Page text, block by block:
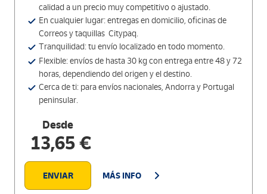
calidad a un precio muy competitivo o ajustado.
En cualquier lugar: entregas en domicilio, oficinas de
Correos y taquillas Citypaq.
Tranquilidad: tu envío localizado en todo momento.
Flexible: envíos de hasta 30 kg con entrega entre 48 y 72
horas, dependiendo del origen y el destino.
Cerca de ti: para envíos nacionales, Andorra y Portugal
peninsular.
Desde
13,65 €
ENVIAR MÁS INFO